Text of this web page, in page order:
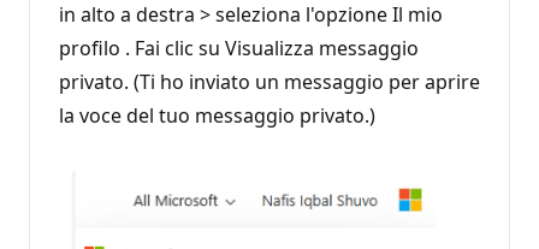
in alto a destra > seleziona l'opzione Il mio
profilo . Fai clic su Visualizza messaggio
privato. (Ti ho inviato un messaggio per aprire
la voce del tuo messaggio privato.)